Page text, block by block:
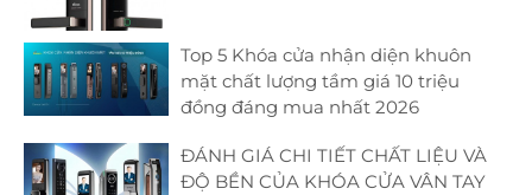
Top 5 Khóa cửa nhận diện khuôn
mặt chất lượng tầm giá 10 triệu
đồng đáng mua nhất 2026
ĐÁNH GIÁ CHI TIẾT CHẤT LIỆU VÀ
ĐỘ BỀN CỦA KHÓA CỬA VÂN TAY